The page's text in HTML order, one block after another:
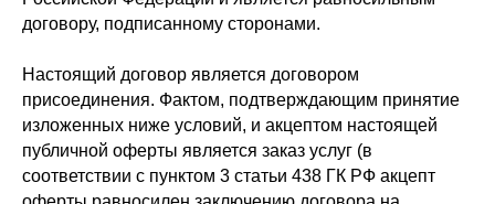
договору, подписанному сторонами.
Настоящий договор является договором
присоединения. Фактом, подтверждающим принятие
изложенных ниже условий, и акцептом настоящей
публичной оферты является заказ услуг (в
соответствии с пунктом 3 статьи 438 ГК РФ акцепт